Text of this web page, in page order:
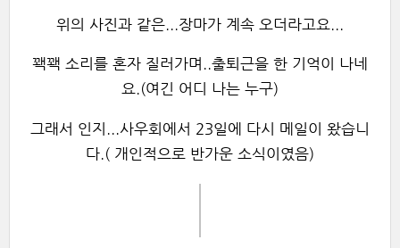
위의 사진과 같은...장마가 계속 오더라고요...
꽥꽥 소리를 혼자 질러가며..출퇴근을 한 기억이 나네
요.(여긴 어디 나는 누구)
그래서 인지...사우회에서 23일에 다시 메일이 왔습니
다.( 개인적으로 반가운 소식이였음)